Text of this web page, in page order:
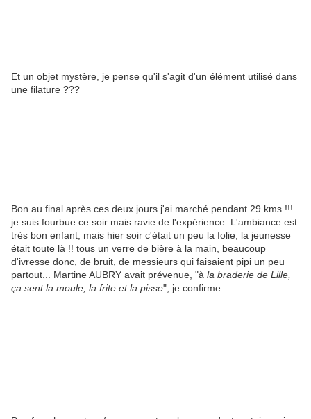
Et un objet mystère, je pense qu'il s'agit d'un élément utilisé dans
une filature ???
Bon au final après ces deux jours j'ai marché pendant 29 kms !!!
je suis fourbue ce soir mais ravie de l'expérience. L'ambiance est
très bon enfant, mais hier soir c'était un peu la folie, la jeunesse
était toute là !! tous un verre de bière à la main, beaucoup
d'ivresse donc, de bruit, de messieurs qui faisaient pipi un peu
partout... Martine AUBRY avait prévenue, "à la braderie de Lille,
ça sent la moule, la frite et la pisse", je confirme...